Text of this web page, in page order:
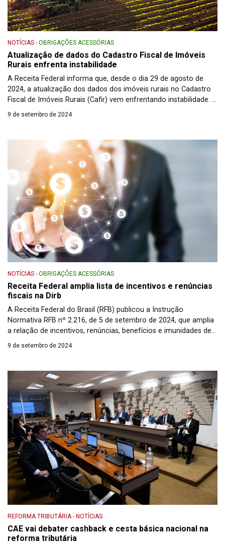
NOTÍCIAS - OBRIGAÇÕES ACESSÓRIAS
Atualização de dados do Cadastro Fiscal de Imóveis
Rurais enfrenta instabilidade
A Receita Federal informa que, desde o dia 29 de agosto de
2024, a atualização dos dados dos imóveis rurais no Cadastro
Fiscal de Imóveis Rurais (Cafir) vem enfrentando instabilidade. O
problema foi identificado na sincronização do sistema de
9 de setembro de 2024
NOTÍCIAS - OBRIGAÇÕES ACESSÓRIAS
Receita Federal amplia lista de incentivos e renúncias
fiscais na Dirb
A Receita Federal do Brasil (RFB) publicou a Instrução
Normativa RFB nº 2.216, de 5 de setembro de 2024, que amplia
a relação de incentivos, renúncias, benefícios e imunidades de
natureza tributária a serem informados na Declaração de
ampliação […]
9 de setembro de 2024
REFORMA TRIBUTÁRIA- NOTÍCIAS
CAE vai debater cashback e cesta básica nacional na
reforma tributária